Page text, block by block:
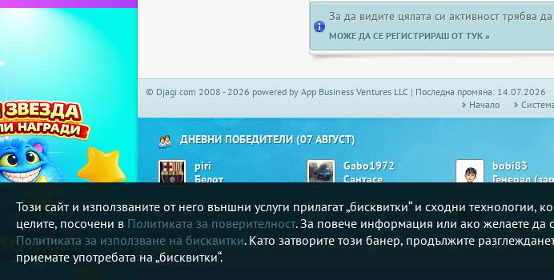
За да видите цялата си активност трябва да
МОЖЕ ДА СЕ РЕГИСТРИРАШ ОТ ТУК »
Този сайт и използваните от него външни услуги прилагат „бисквитки“ и сходни
целите, посочени в Политиката за поверителност. За повече информация или ако желаете да
Политиката за използване на бисквитки. Като затворите този банер, продължите
приемате употребата на „бисквитки“.
© Djagi.com 2008 - 2026 powered by App Business Ventures LLC | Последна промяна: 14.07.2026
Начало
ДНЕВНИ ПОБЕДИТЕЛИ (07 АВГУСТ)
piri
Белот
Gabo1972
Сантасе
bobi83
Генерал
Matrix__
Не се Сърди
getman_59
Bingo 90
angel_6
Драскулки
В djagi.com може да играете любимите си игри като